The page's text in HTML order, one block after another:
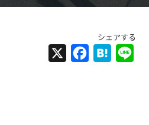
Facebook
Hatena